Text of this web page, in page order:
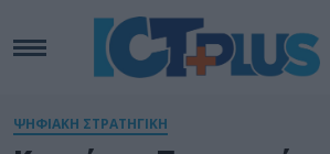
ΨΗΦΙΑΚΗ ΣΤΡΑΤΗΓΙΚΗ